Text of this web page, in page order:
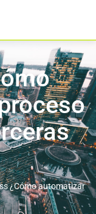
¿Cómo automatizar